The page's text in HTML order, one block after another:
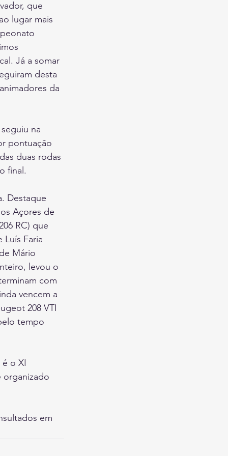
que
lugar mais
Já a somar
desta
da
na
pontuação
duas rodas
final.
Destaque
Açores de
RC) que
Faria
Mário
levou o
com
vencem a
208 VTI
tempo
o XI
organizado
em